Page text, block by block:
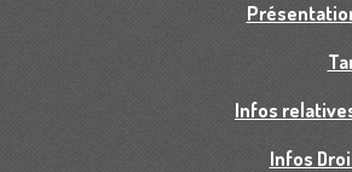
Infos
Infos